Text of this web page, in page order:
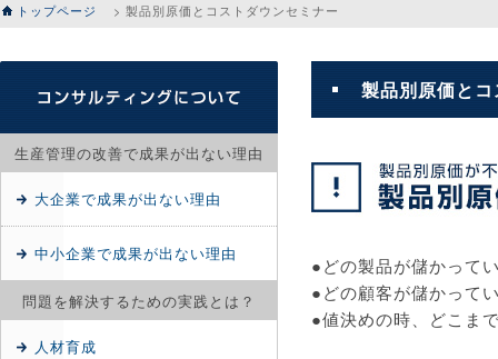
トップページ > 製品別原価とコストダウンセミナー
生産管理の改善で成果が出ない理由
大企業で成果が出ない理由
中小企業で成果が出ない理由
問題を解決するための実践とは？
人材育成
製品別原価と
●どの製品が儲かって
●どの顧客が儲かって
●値決めの時、どこま